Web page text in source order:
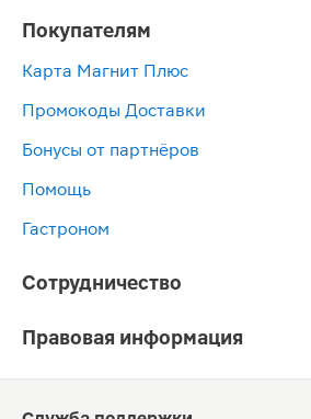
Покупателям
Карта Магнит Плюс
Промокоды Доставки
Бонусы от партнёров
Помощь
Гастроном
Сотрудничество
Правовая информация